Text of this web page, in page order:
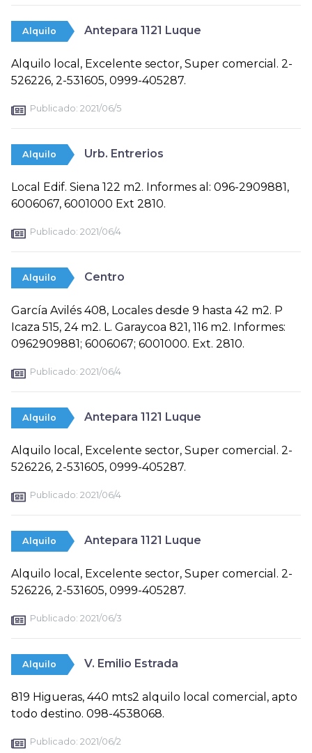
Alquilo Antepara 1121 Luque
Alquilo local, Excelente sector, Super comercial. 2-
526226, 2-531605, 0999-405287.
Publicado: 2021/06/5
Alquilo Urb. Entrerios
Local Edif. Siena 122 m2. Informes al: 096-2909881,
6006067, 6001000 Ext 2810.
Publicado: 2021/06/4
Alquilo Centro
García Avilés 408, Locales desde 9 hasta 42 m2. P
Icaza 515, 24 m2. L. Garaycoa 821, 116 m2. Informes:
0962909881; 6006067; 6001000. Ext. 2810.
Publicado: 2021/06/4
Alquilo Antepara 1121 Luque
Alquilo local, Excelente sector, Super comercial. 2-
526226, 2-531605, 0999-405287.
Publicado: 2021/06/4
Alquilo Antepara 1121 Luque
Alquilo local, Excelente sector, Super comercial. 2-
526226, 2-531605, 0999-405287.
Publicado: 2021/06/3
Alquilo V. Emilio Estrada
819 Higueras, 440 mts2 alquilo local comercial, apto
todo destino. 098-4538068.
Publicado: 2021/06/2